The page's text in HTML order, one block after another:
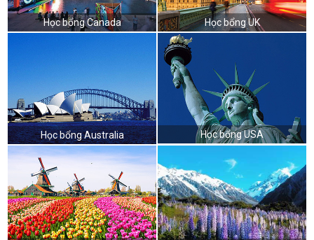
Học bổng Canada Học bổng UK
Học bổng Australia Học bổng USA